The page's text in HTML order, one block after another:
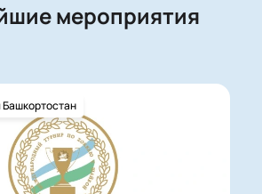
мероприятия
Башкортостан